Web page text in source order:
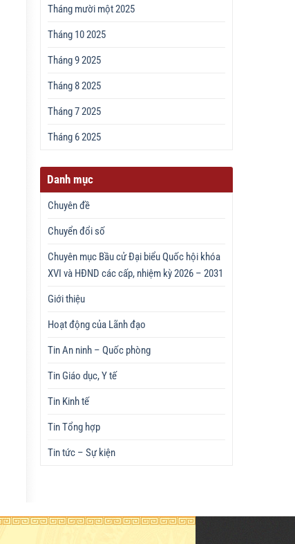
Tháng mười một 2025
Tháng 10 2025
Tháng 9 2025
Tháng 8 2025
Tháng 7 2025
Tháng 6 2025
Danh mục
Chuyên đề
Chuyển đổi số
Chuyên mục Bầu cử Đại biểu Quốc hội khóa
XVI và HĐND các cấp, nhiệm kỳ 2026 – 2031
Giới thiệu
Hoạt động của Lãnh đạo
Tin An ninh – Quốc phòng
Tin Giáo dục, Y tế
Tin Kinh tế
Tin Tổng hợp
Tin tức – Sự kiện